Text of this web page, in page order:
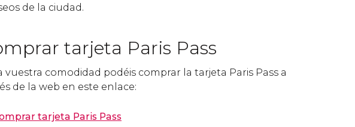
de la ciudad.
tarjeta Paris Pass
vuestra comodidad podéis comprar la tarjeta Paris Pass a
de la web en este enlace:
tarjeta Paris Pass